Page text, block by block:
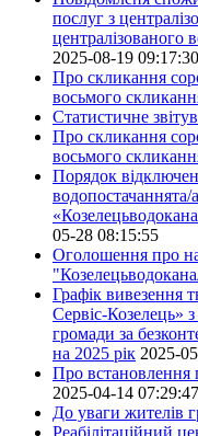
послуг з
централізованого
2025-08-19 09:17:30
Про скликання
восьмого
Статистичне
Про скликання
восьмого
Порядок
05-28 08:15:55
Оголошення про
Графік вивезення
Сервіс-Козелець»
громади за
на 2025 рік 2025-
Про встановлення
2025-04-14 07:29:47
До уваги жителів
Реабілітаційний